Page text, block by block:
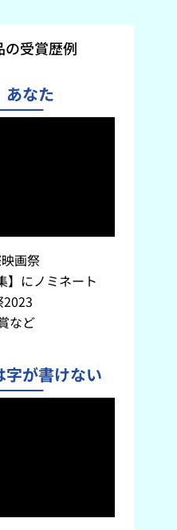
の受賞歴例
あなた
画祭
】にノミネート
など
字が書けない